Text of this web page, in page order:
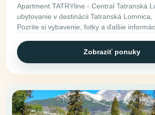
Apartment TATRYline - Central Tatranská
ubytovanie v destinácii Tatranská Lomnica,
Pozrite si vybavenie, fotky a ďalšie
Zobraziť ponuky